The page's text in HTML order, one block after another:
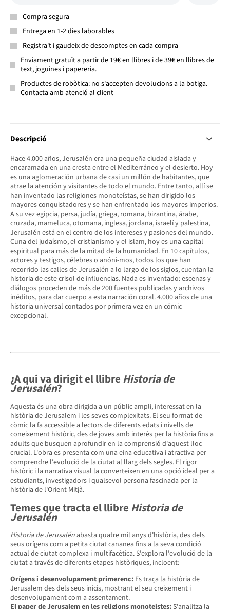
Compra segura
Entrega en 1-2 dies laborables
Registra't i gaudeix de descomptes en cada compra
Enviament gratuït a partir de 19€ en llibres i de 39€ en llibres de
text, joguines i papereria.
Productes de robòtica: no s'accepten devolucions a la botiga.
Contacta amb atenció al client
Descripció
Hace 4.000 años, Jerusalén era una pequeña ciudad aislada y
encaramada en una cresta entre el Mediterráneo y el desierto. Hoy
es una aglomeración urbana de casi un millón de habitantes, que
atrae la atención y visitantes de todo el mundo. Entre tanto, allí se
han inventado las religiones monoteístas, se han dirigido los
mayores conquistadores y se han enfrentado los mayores imperios.
A su vez egipcia, persa, judía, griega, romana, bizantina, árabe,
cruzada, mameluca, otomana, inglesa, jordana, israelí y palestina,
Jerusalén está en el centro de los intereses y pasiones del mundo.
Cuna del judaísmo, el cristianismo y el islam, hoy es una capital
espiritual para más de la mitad de la humanidad. En 10 capítulos,
actores y testigos, célebres o anóni-mos, todos los que han
recorrido las calles de Jerusalén a lo largo de los siglos, cuentan la
historia de este crisol de influencias. Nada es inventado: escenas y
diálogos proceden de más de 200 fuentes publicadas y archivos
inéditos, para dar cuerpo a esta narración coral. 4.000 años de una
historia universal contados por primera vez en un cómic
excepcional.
¿A qui va dirigit el llibre Historia de
Jerusalén?
Aquesta és una obra dirigida a un públic ampli, interessat en la
història de Jerusalem i les seves complexitats. El seu format de
còmic la fa accessible a lectors de diferents edats i nivells de
coneixement històric, des de joves amb interès per la història fins a
adults que busquen aprofundir en la comprensió d'aquest lloc
crucial. L'obra es presenta com una eina educativa i atractiva per
comprendre l'evolució de la ciutat al llarg dels segles. El rigor
històric i la narrativa visual la converteixen en una opció ideal per a
estudiants, investigadors i qualsevol persona fascinada per la
història de l'Orient Mitjà.
Temes que tracta el llibre Historia de
Jerusalén
Historia de Jerusalénabasta quatre mil anys d'història, des dels
seus orígens com a petita ciutat cananea fins a la seva condició
actual de ciutat complexa i multifacètica. S'explora l'evolució de la
ciutat a través de diferents etapes històriques, incloent:
Orígens i desenvolupament primerenc: Es traça la història de
Jerusalem des dels seus inicis, mostrant el seu creixement i
desenvolupament com a assentament.